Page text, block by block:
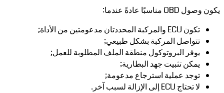
يكون وصول OBD مناسبًا عادةً عندما:
تكون ECU والمركبة المحددتان مدعومتين من الأداة;
تتواصل المركبة بشكل طبيعي;
يوفر البروتوكول منطقة الملف المطلوبة للعمل;
يمكن تثبيت جهد البطارية;
توجد عملية استرجاع مدعومة;
لا تحتاج ECU إلى الإزالة لسبب آخر.